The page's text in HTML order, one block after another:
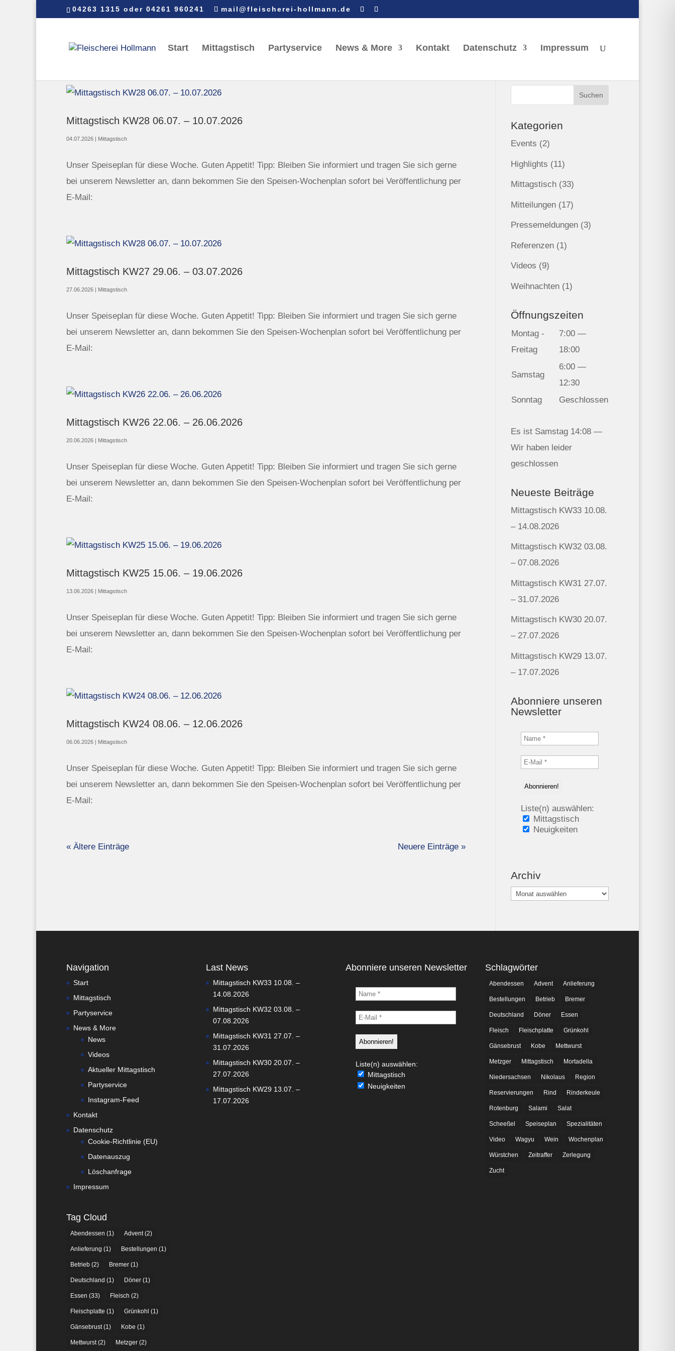
04263 1315 oder 04261 960241 mail@fleischerei-hollmann.de
Start Mittagstisch Partyservice News & More Kontakt Datenschutz Impressum
Mittagstisch KW28 06.07. – 10.07.2026
04.07.2026 | Mittagstisch
Unser Speiseplan für diese Woche. Guten Appetit! Tipp: Bleiben Sie informiert und tragen Sie sich gerne
bei unserem Newsletter an, dann bekommen Sie den Speisen-Wochenplan sofort bei Veröffentlichung per
E-Mail:
Mittagstisch KW27 29.06. – 03.07.2026
27.06.2026 | Mittagstisch
Unser Speiseplan für diese Woche. Guten Appetit! Tipp: Bleiben Sie informiert und tragen Sie sich gerne
bei unserem Newsletter an, dann bekommen Sie den Speisen-Wochenplan sofort bei Veröffentlichung per
E-Mail:
Mittagstisch KW26 22.06. – 26.06.2026
20.06.2026 | Mittagstisch
Unser Speiseplan für diese Woche. Guten Appetit! Tipp: Bleiben Sie informiert und tragen Sie sich gerne
bei unserem Newsletter an, dann bekommen Sie den Speisen-Wochenplan sofort bei Veröffentlichung per
E-Mail:
Mittagstisch KW25 15.06. – 19.06.2026
13.06.2026 | Mittagstisch
Unser Speiseplan für diese Woche. Guten Appetit! Tipp: Bleiben Sie informiert und tragen Sie sich gerne
bei unserem Newsletter an, dann bekommen Sie den Speisen-Wochenplan sofort bei Veröffentlichung per
E-Mail:
Mittagstisch KW24 08.06. – 12.06.2026
06.06.2026 | Mittagstisch
Unser Speiseplan für diese Woche. Guten Appetit! Tipp: Bleiben Sie informiert und tragen Sie sich gerne
bei unserem Newsletter an, dann bekommen Sie den Speisen-Wochenplan sofort bei Veröffentlichung per
E-Mail:
« Ältere Einträge Neuere Einträge »
Kategorien
Events (2)
Highlights (11)
Mittagstisch(33)
Mitteilungen(17)
Pressemeldungen(3)
Referenzen(1)
Videos (9)
Weihnachten(1)
Öffnungszeiten
Montag -
Freitag
7:00 —
18:00
Samstag
6:00 —
12:30
Sonntag
Geschlossen
Es istSamstag14:08—
Wir haben leider
geschlossen
Neueste Beiträge
Mittagstisch KW33 10.08.
– 14.08.2026
Mittagstisch KW32 03.08.
– 07.08.2026
Mittagstisch KW31 27.07.
– 31.07.2026
Mittagstisch KW30 20.07.
– 27.07.2026
Mittagstisch KW29 13.07.
– 17.07.2026
Abonniere unseren
Newsletter
Liste(n) auswählen:
Mittagstisch
Neuigkeiten
Archiv
Archiv
Navigation
Start
Mittagstisch
Partyservice
News & More
News
Videos
Aktueller Mittagstisch
Partyservice
Instagram-Feed
Kontakt
Datenschutz
Cookie-Richtlinie (EU)
Datenauszug
Löschanfrage
Impressum
Tag Cloud
Abendessen (1) Advent (2)
Anlieferung (1) Bestellungen (1)
Betrieb (2) Bremer (1)
Deutschland (1) Döner (1)
Essen (33) Fleisch (2)
Fleischplatte (1) Grünkohl (1)
Gänsebrust (1) Kobe (1)
Mettwurst (2) Metzger (2)
Last News
Mittagstisch KW33 10.08. –
14.08.2026
Mittagstisch KW32 03.08. –
07.08.2026
Mittagstisch KW31 27.07. –
31.07.2026
Mittagstisch KW30 20.07. –
27.07.2026
Mittagstisch KW29 13.07. –
17.07.2026
Abonniere unseren Newsletter
Liste(n) auswählen:
Mittagstisch
Neuigkeiten
Schlagwörter
Abendessen Advent Anlieferung
Bestellungen Betrieb Bremer
Deutschland Döner Essen
Fleisch Fleischplatte Grünkohl
Gänsebrust Kobe Mettwurst
Metzger Mittagstisch Mortadella
Niedersachsen Nikolaus Region
Reservierungen Rind Rinderkeule
Rotenburg Salami Salat
Scheeßel Speiseplan Spezialitäten
Video Wagyu Wein Wochenplan
Würstchen Zeitraffer Zerlegung
Zucht